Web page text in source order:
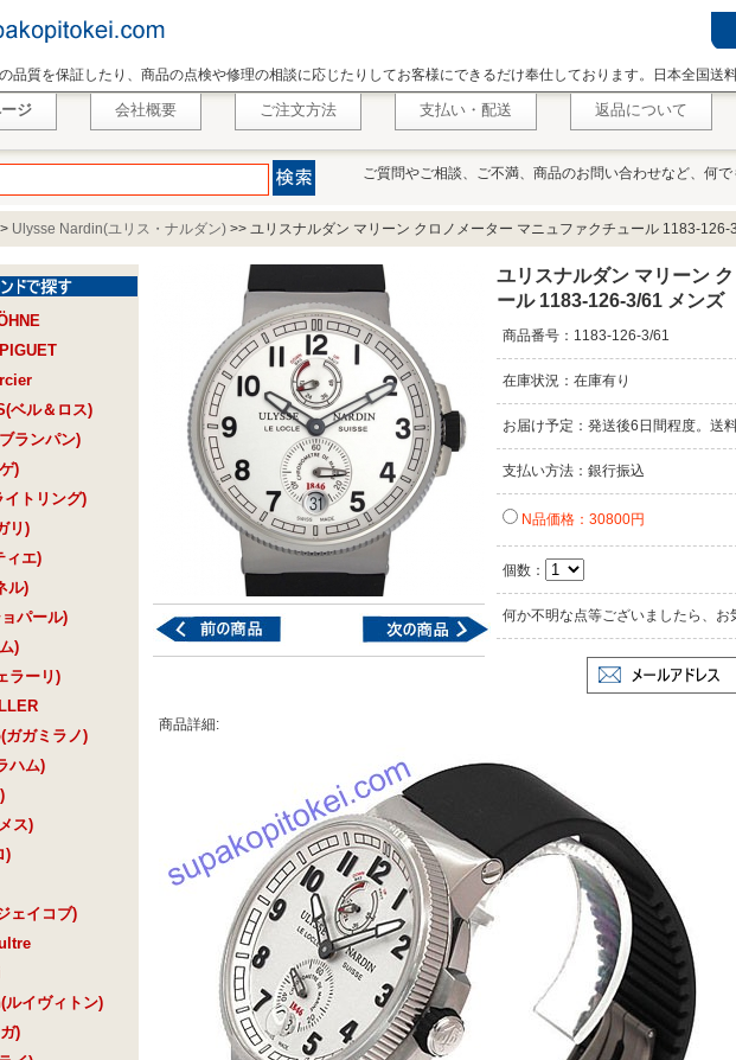
品質を保証したり、商品の点検や修理の相談に応じたりしてお客様にできるだけ奉仕しております。日本全国送料
ジ 会社概要 ご注文方法 支払い・配送 返品について
ご質問やご相談、ご不満、商品のお問い合わせなど、何で
Ulysse Nardin(ユリス・ナルダン) >> ユリスナルダン マリーン クロノメーター マニュファクチュール 1183-126-
ベル＆ロス)
ランパン)
)
トリング)
リ)
ィエ)
ル)
パール)
)
ラーリ)
ガミラノ)
ハム)
ス)
)
ェイコブ)
イヴィトン)
)
ユリスナルダン マリーン
ール 1183-126-3/61 メンズ
商品番号：1183-126-3/61
在庫状況：在庫有り
お届け予定：発送後6日間程度。送
支払い方法：銀行振込
N品価格：30800円
個数：
何か不明な点等ございましたら、お
商品詳細: